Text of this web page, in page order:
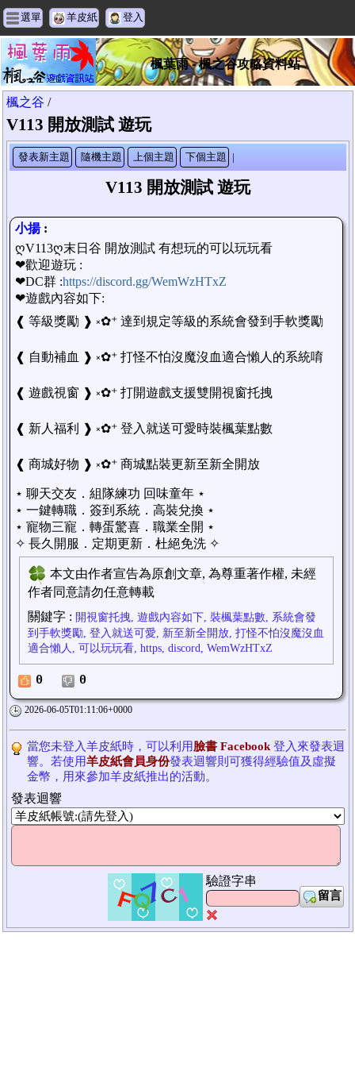
選單 羊皮紙 登入
楓葉雨 - 楓之谷攻略資料站
楓之谷 /
V113 開放測試 遊玩
發表新主題 隨機主題 上個主題 下個主題 |
V113 開放測試 遊玩
小揚:
ღV113ღ末日谷 開放測試 有想玩的可以玩玩看
❤歡迎遊玩 :
❤DC群 :https://discord.gg/WemWzHTxZ
❤遊戲內容如下:
❰ 等級獎勵 ❱ ༝✿⁺ 達到規定等級的系統會發到手軟獎勵
❰ 自動補血 ❱ ༝✿⁺ 打怪不怕沒魔沒血適合懶人的系統唷
❰ 遊戲視窗 ❱ ༝✿⁺ 打開遊戲支援雙開視窗托拽
❰ 新人福利 ❱ ༝✿⁺ 登入就送可愛時裝楓葉點數
❰ 商城好物 ❱ ༝✿⁺ 商城點裝更新至新全開放
⋆ 聊天交友．組隊練功 回味童年 ⋆
⋆ 一鍵轉職．簽到系統．高裝兌換 ⋆
⋆ 寵物三寵．轉蛋驚喜．職業全開 ⋆
✧ 長久開服．定期更新．杜絕免洗 ✧
本文由作者宣告為原創文章, 為尊重著作權, 未經
作者同意請勿任意轉載
關鍵字 : 開視窗托拽, 遊戲內容如下, 裝楓葉點數, 系統會發
到手軟獎勵, 登入就送可愛, 新至新全開放, 打怪不怕沒魔沒血
適合懶人, 可以玩玩看, https, discord, WemWzHTxZ
0 0
2026-06-05T01:11:06+0000
當您未登入羊皮紙時，可以利用臉書 Facebook登入來發表迴
響。若使用羊皮紙會員身份發表迴響則可獲得經驗值及虛擬
金幣，用來參加羊皮紙推出的活動。
發表迴響
驗證字串
留言